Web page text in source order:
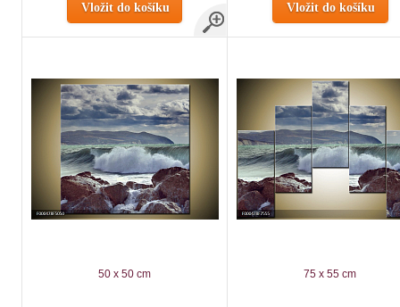
Vložit do košíku Vložit do košíku
50 x 50 cm 75 x 55 cm